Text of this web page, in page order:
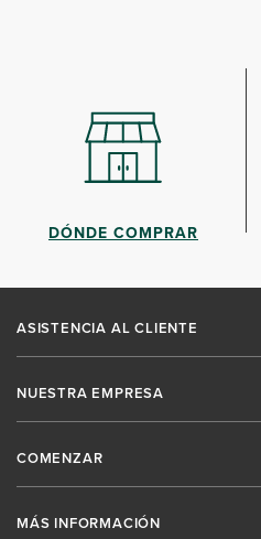
DÓNDE COMPRAR
ASISTENCIA AL CLIENTE
NUESTRA EMPRESA
COMENZAR
MÁS INFORMACIÓN